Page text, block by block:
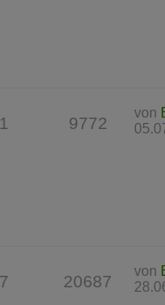
1 9772
von
7 20687
von